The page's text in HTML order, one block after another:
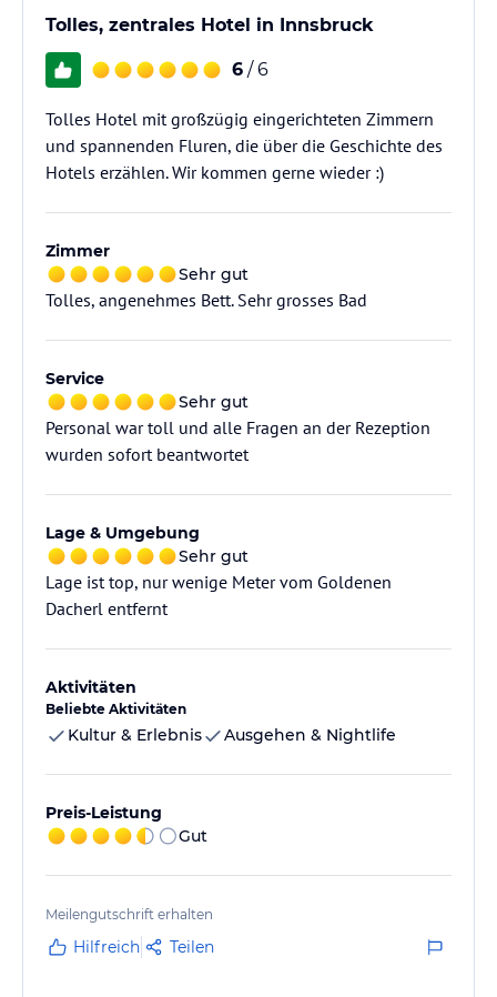
Tolles, zentrales Hotel in Innsbruck
6 / 6
Tolles Hotel mit großzügig eingerichteten Zimmern
und spannenden Fluren, die über die Geschichte des
Hotels erzählen. Wir kommen gerne wieder :)
Zimmer
Sehr gut
Tolles, angenehmes Bett. Sehr grosses Bad
Service
Sehr gut
Personal war toll und alle Fragen an der Rezeption
wurden sofort beantwortet
Lage & Umgebung
Sehr gut
Lage ist top, nur wenige Meter vom Goldenen
Dacherl entfernt
Aktivitäten
Beliebte Aktivitäten
Kultur & Erlebnis Ausgehen & Nightlife
Preis-Leistung
Gut
Meilengutschrift erhalten
Hilfreich Teilen